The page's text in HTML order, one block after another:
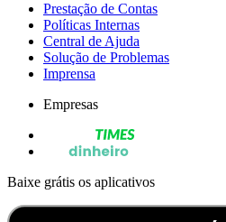
Prestação de Contas
Políticas Internas
Central de Ajuda
Solução de Problemas
Imprensa
Empresas
Baixe grátis os aplicativos